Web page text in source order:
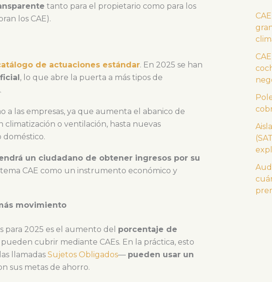
tanto para el propietario como para los
los CAE).
de actuaciones estándar. En 2025 se han
, lo que abre la puerta a más tipos de
a las empresas, ya que aumenta el abanico de
climatización o ventilación, hasta nuevas
doméstico.
un ciudadano de obtener ingresos por su
CAE como un instrumento económico y
movimiento
para 2025 es el aumento del porcentaje de
cubrir mediante CAEs. En la práctica, esto
llamadas Sujetos Obligados— pueden usar un
sus metas de ahorro.